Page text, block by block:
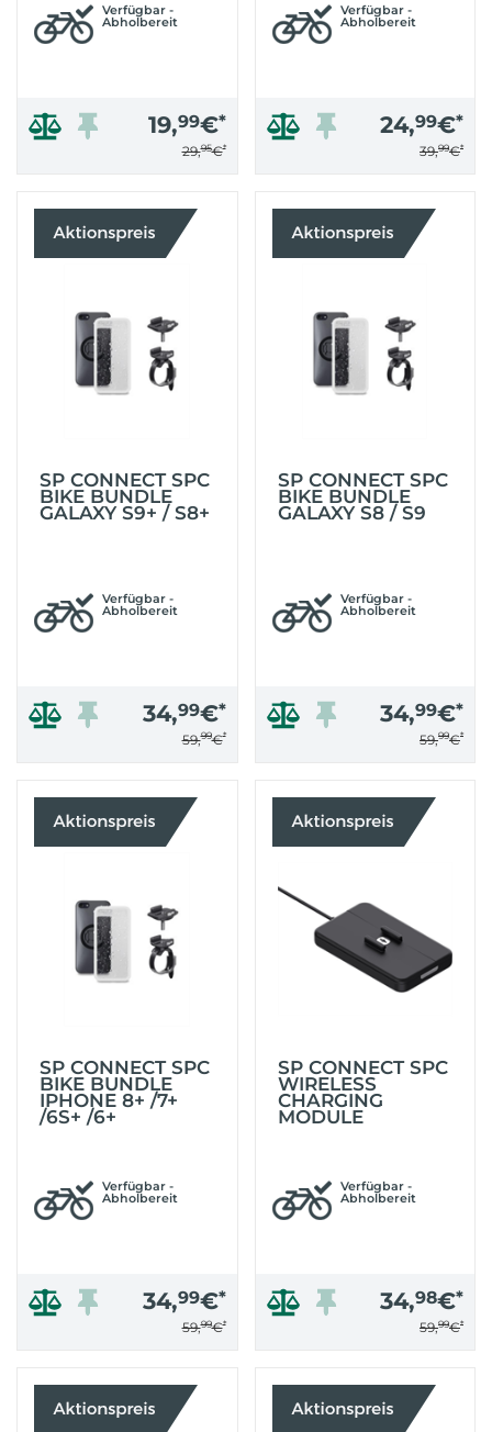
Verfügbar -
Abholbereit
19,99€*
29,95€*
Verfügbar -
Abholbereit
24,99€*
39,99€*
SP CONNECT SPC
BIKE BUNDLE
GALAXY S9+ / S8+
Verfügbar -
Abholbereit
34,99€*
59,99€*
SP CONNECT SPC
BIKE BUNDLE
GALAXY S8 / S9
Verfügbar -
Abholbereit
34,99€*
59,99€*
SP CONNECT SPC
BIKE BUNDLE
IPHONE 8+ /7+
/6S+ /6+
Verfügbar -
Abholbereit
34,99€*
59,99€*
SP CONNECT SPC
WIRELESS
CHARGING
MODULE
Verfügbar -
Abholbereit
34,98€*
59,99€*